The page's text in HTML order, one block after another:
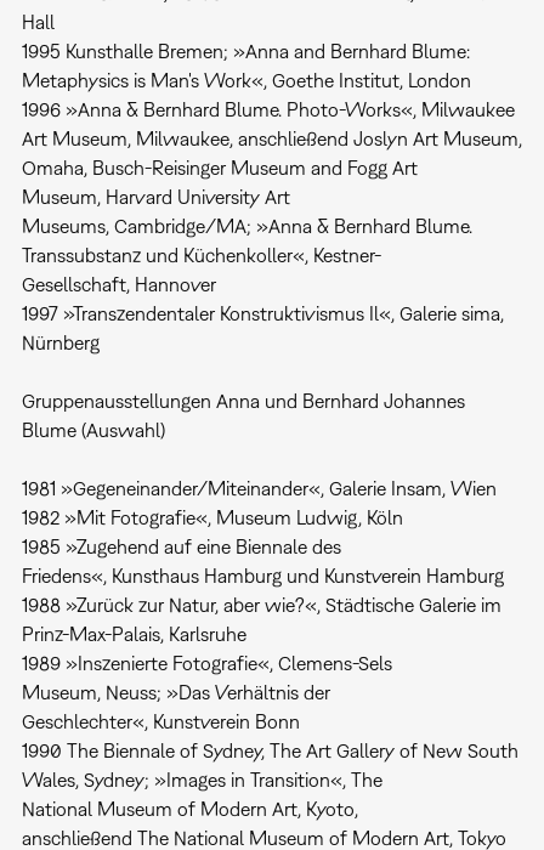
Hall
1995 Kunsthalle Bremen; »Anna and Bernhard Blume:
Metaphysics is Man's Work«, Goethe Institut, London
1996 »Anna & Bernhard Blume. Photo-Works«, Milwaukee
Art Museum, Milwaukee, anschließend Joslyn Art Museum,
Omaha, Busch-Reisinger Museum and Fogg Art
Museum, Harvard University Art
Museums, Cambridge/MA; »Anna & Bernhard Blume.
Transsubstanz und Küchenkoller«, Kestner-
Gesellschaft, Hannover
1997 »Transzendentaler Konstruktivismus Il«, Galerie sima,
Nürnberg
Gruppenausstellungen Anna und Bernhard Johannes
Blume (Auswahl)
1981 »Gegeneinander/Miteinander«, Galerie Insam, Wien
1982 »Mit Fotografie«, Museum Ludwig, Köln
1985 »Zugehend auf eine Biennale des
Friedens«, Kunsthaus Hamburg und Kunstverein Hamburg
1988 »Zurück zur Natur, aber wie?«, Städtische Galerie im
Prinz-Max-Palais, Karlsruhe
1989 »Inszenierte Fotografie«, Clemens-Sels
Museum, Neuss; »Das Verhältnis der
Geschlechter«, Kunstverein Bonn
1990 The Biennale of Sydney, The Art Gallery of New South
Wales, Sydney; »Images in Transition«, The
National Museum of Modern Art, Kyoto,
anschließend The National Museum of Modern Art, Tokyo